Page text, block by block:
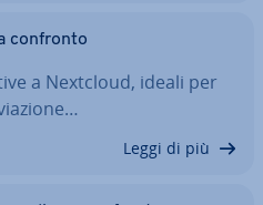
confronto
a Nextcloud, ideali per
Leggi di più